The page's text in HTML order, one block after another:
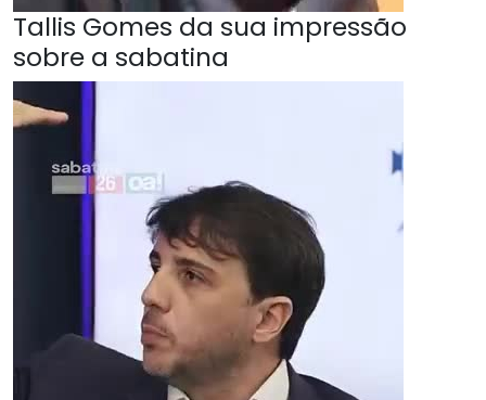
Tallis Gomes da sua impressão
sobre a sabatina